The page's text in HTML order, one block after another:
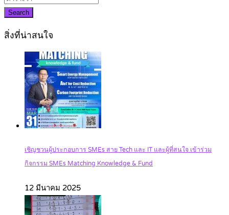
Search
สิ่งที่น่าสนใจ
เชิญชวนผู้ประกอบการ SMEs สาย Tech และ IT และผู้ที่สนใจ เข้าร่วม
กิจกรรม SMEs Matching Knowledge & Fund
12 มีนาคม 2025